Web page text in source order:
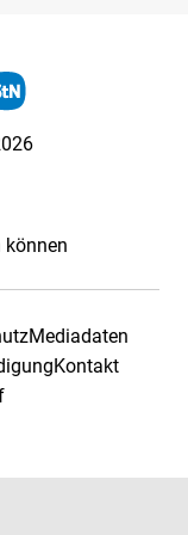
können
Mediadaten
Kontakt